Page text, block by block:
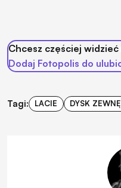
Chcesz częściej widzieć
Dodaj Fotopolis do
Tagi: LACIE DYSK